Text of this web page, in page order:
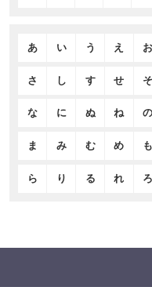
あ い う え お
さ し す せ そ
な に ぬ ね の
ま み む め も
ら り る れ ろ